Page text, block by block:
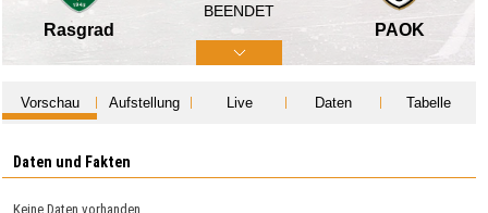
Rasgrad
BEENDET
PAOK
Vorschau Aufstellung Live Daten Tabelle
Daten und Fakten
Keine Daten vorhanden